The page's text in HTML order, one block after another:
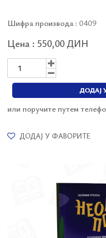
Шифра производа : 0409
Цена : 550,00 ДИН
ДОДАЈ
или поручите путем
ДОДАЈ У ФАВОРИТЕ